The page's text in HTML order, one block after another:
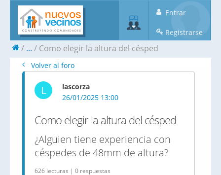
Entrar
Registrarse
... Como elegir la altura del césped
Volver al foro
L
lascorza
26/01/2025 13:00
Como elegir la altura del césped
¿Alguien tiene experiencia con
céspedes de 48mm de altura?
626 lecturas | 0 respuestas